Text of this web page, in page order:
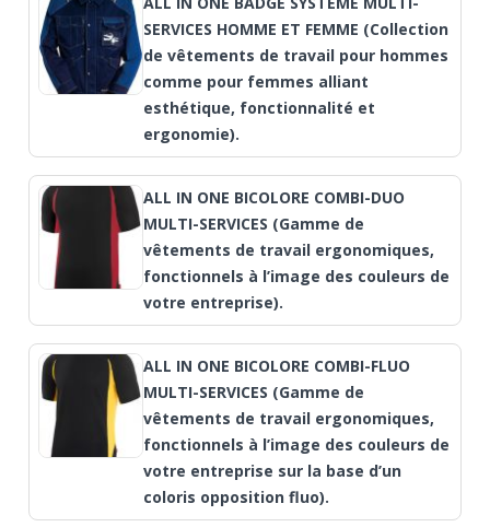
SERVICES HOMME ET FEMME (Collection
de vêtements de travail pour hommes
comme pour femmes alliant
esthétique, fonctionnalité et
ergonomie).
ALL IN ONE BICOLORE COMBI-DUO
MULTI-SERVICES (Gamme de
vêtements de travail ergonomiques,
fonctionnels à l’image des couleurs de
votre entreprise).
ALL IN ONE BICOLORE COMBI-FLUO
MULTI-SERVICES (Gamme de
vêtements de travail ergonomiques,
fonctionnels à l’image des couleurs de
votre entreprise sur la base d’un
coloris opposition fluo).